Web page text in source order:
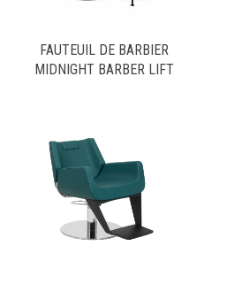
FAUTEUIL DE BARBIER
MIDNIGHT BARBER LIFT